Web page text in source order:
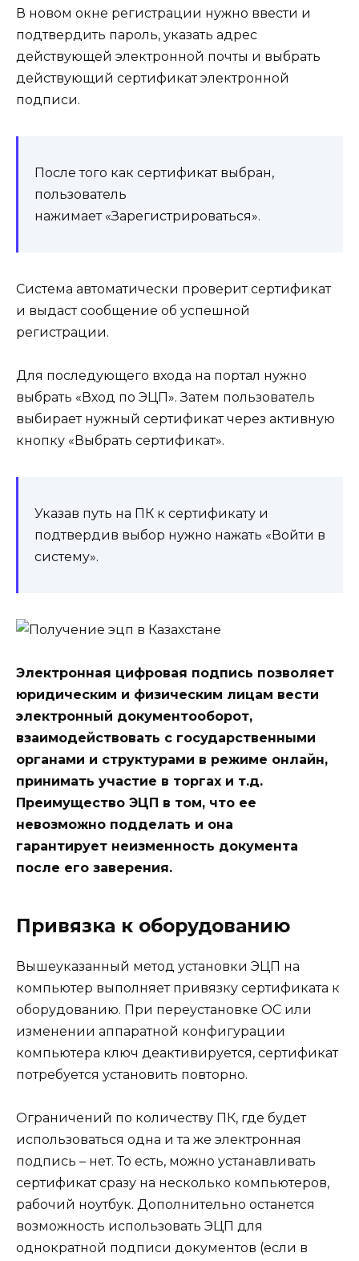
В новом окне регистрации нужно ввести и
подтвердить пароль, указать адрес
действующей электронной почты и выбрать
действующий сертификат электронной
подписи.
После того как сертификат выбран,
пользователь
нажимает «Зарегистрироваться».
Система автоматически проверит сертификат
и выдаст сообщение об успешной
регистрации.
Для последующего входа на портал нужно
выбрать «Вход по ЭЦП». Затем пользователь
выбирает нужный сертификат через активную
кнопку «Выбрать сертификат».
Указав путь на ПК к сертификату и
подтвердив выбор нужно нажать «Войти в
систему».
Электронная цифровая подпись позволяет
юридическим и физическим лицам вести
электронный документооборот,
взаимодействовать с государственными
органами и структурами в режиме онлайн,
принимать участие в торгах и т.д.
Преимущество ЭЦП в том, что ее
невозможно подделать и она
гарантирует неизменность документа
после его заверения.
Привязка к оборудованию
Вышеуказанный метод установки ЭЦП на
компьютер выполняет привязку сертификата к
оборудованию. При переустановке ОС или
изменении аппаратной конфигурации
компьютера ключ деактивируется, сертификат
потребуется установить повторно.
Ограничений по количеству ПК, где будет
использоваться одна и та же электронная
подпись – нет. То есть, можно устанавливать
сертификат сразу на несколько компьютеров,
рабочий ноутбук. Дополнительно останется
возможность использовать ЭЦП для
однократной подписи документов (если в